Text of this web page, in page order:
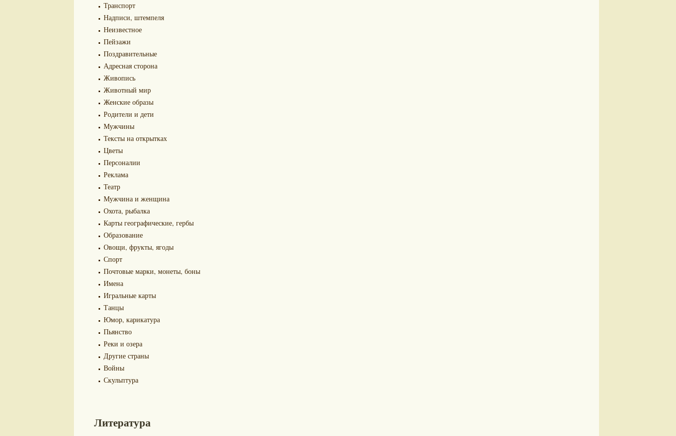
Транспорт
Надписи, штемпеля
Неизвестное
Пейзажи
Поздравительные
Адресная сторона
Живопись
Животный мир
Женские образы
Родители и дети
Мужчины
Тексты на открытках
Цветы
Персоналии
Реклама
Театр
Мужчина и женщина
Охота, рыбалка
Карты географические, гербы
Образование
Овощи, фрукты, ягоды
Спорт
Почтовые марки, монеты, боны
Имена
Игральные карты
Танцы
Юмор, карикатура
Пьянство
Реки и озера
Другие страны
Войны
Скульптура
Литература